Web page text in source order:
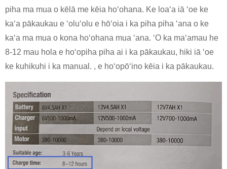
piha ma mua o kēlā me kēia hoʻohana. Ke loaʻa iā ʻoe ke
kaʻa pākaukau e ʻoluʻolu e hōʻoia i ka piha piha ʻana o ke
kaʻa ma mua o kona hoʻohana mua ʻana. ʻO ka maʻamau he
8-12 mau hola e hoʻopiha piha ai i ka pākaukau, hiki iā ʻoe
ke kuhikuhi i ka manual. , e hoʻopōʻino kēia i ka pākaukau.